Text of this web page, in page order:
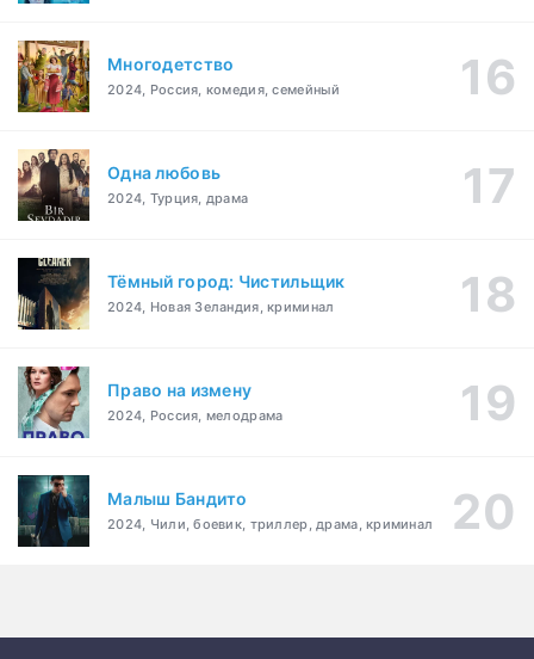
Многодетство
2024, Россия, комедия, семейный
Одна любовь
2024, Турция, драма
Тёмный город: Чистильщик
2024, Новая Зеландия, криминал
Право на измену
2024, Россия, мелодрама
Малыш Бандито
2024, Чили, боевик, триллер, драма, криминал